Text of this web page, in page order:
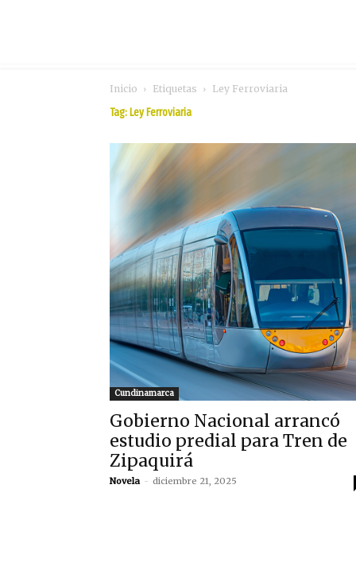
Inicio Etiquetas Ley Ferroviaria
Tag: Ley Ferroviaria
Cundinamarca
Gobierno Nacional arrancó
estudio predial para Tren de
Zipaquirá
Novela - diciembre 21, 2025